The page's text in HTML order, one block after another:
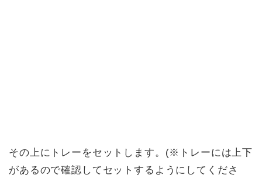
その上にトレーをセットします。(※トレーには上下
があるので確認してセットするようにしてくださ